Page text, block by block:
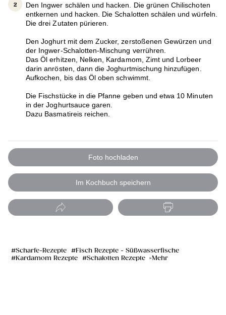
Den Ingwer schälen und hacken. Die grünen Chilischoten
entkernen und hacken. Die Schalotten schälen und würfeln.
Die drei Zutaten pürieren.
Den Joghurt mit dem Zucker, zerstoßenen Gewürzen und
der Ingwer-Schalotten-Mischung verrühren.
Das Öl erhitzen, Nelken, Kardamom, Zimt und Lorbeer
darin anrösten, dann die Joghurtmischung hinzufügen.
Aufkochen, bis das Öl oben schwimmt.
Die Fischstücke in die Pfanne geben und etwa 10 Minuten
in der Joghurtsauce garen.
Dazu Basmatireis reichen.
Foto hochladen
Im Kochbuch speichern
Scharfe-Rezepte
Fisch Rezepte - Süßwasserfische
Kardamom Rezepte
Schalotten Rezepte Mehr